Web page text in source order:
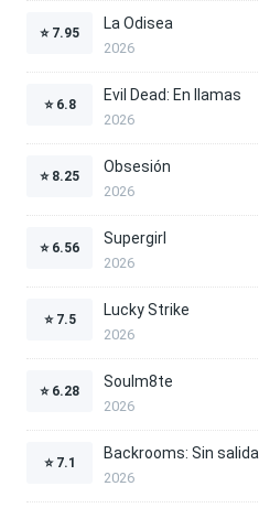
⭐ 7.95
La Odisea
2026
⭐ 6.8
Evil Dead: En llamas
2026
⭐ 8.25
Obsesión
2026
⭐ 6.56
Supergirl
2026
⭐ 7.5
Lucky Strike
2026
⭐ 6.28
Soulm8te
2026
⭐ 7.1
Backrooms: Sin salida
2026